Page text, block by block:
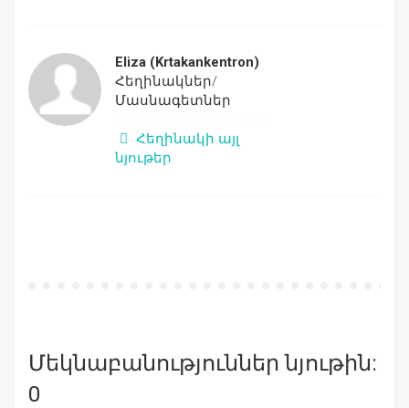
Eliza (Krtakankentron)
Հեղինակներ/
Մասնագետներ
Հեղինակի այլ
նյութեր
Մեկնաբանություններ նյութին:
0